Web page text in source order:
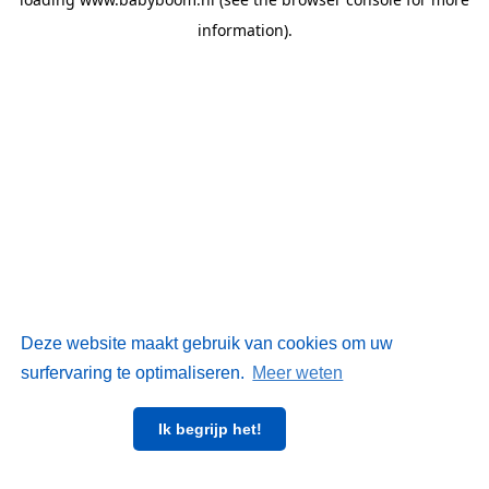
Deze website maakt gebruik van cookies om uw
surfervaring te optimaliseren. Meer weten
Ik begrijp het!
information).